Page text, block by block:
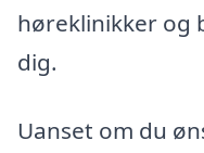
høreklinikker og
dig.
Uanset om du